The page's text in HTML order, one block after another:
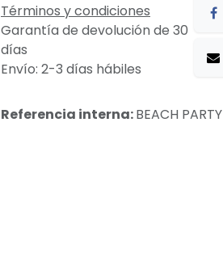
Términos y condiciones
Garantía de devolución de 30
días
Envío: 2-3 días hábiles
Referencia interna:BEACH PARTY